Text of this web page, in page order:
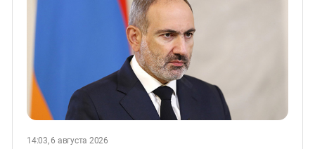
14:03, 6 августа 2026